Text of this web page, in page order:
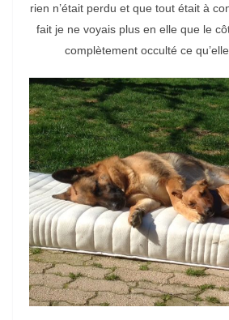
rien n’était perdu et que tout était à
fait je ne voyais plus en elle que le
complètement occulté ce